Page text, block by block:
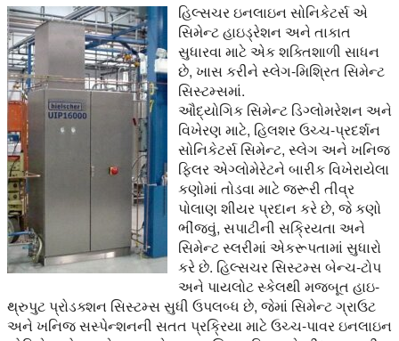
હિલ્સચર ઇનલાઇન સોનિકેટર્સ એ
સિમેન્ટ હાઇડ્રેશન અને તાકાત
સુધારવા માટે એક શક્તિશાળી સાધન
છે, ખાસ કરીને સ્લેગ-મિશ્રિત સિમેન્ટ
સિસ્ટમ્સમાં.
ઔદ્યોગિક સિમેન્ટ ડિગ્લોમરેશન અને
વિખેરણ માટે, હિલશર ઉચ્ચ-પ્રદર્શન
સોનિકેટર્સ સિમેન્ટ, સ્લેગ અને ખનિજ
ફિલર એગ્લોમેરેટને બારીક વિખેરાયેલા
કણોમાં તોડવા માટે જરૂરી તીવ્ર
પોલાણ શીયર પ્રદાન કરે છે, જે કણો
ભીંજવું, સપાટીની સક્રિયતા અને
સિમેન્ટ સ્લરીમાં એકરૂપતામાં સુધારો
કરે છે. હિલ્સચર સિસ્ટમ્સ બેન્ચ-ટોપ
અને પાયલોટ સ્કેલથી મજબૂત હાઇ-
થ્રુપુટ પ્રોડક્શન સિસ્ટમ્સ સુધી ઉપલબ્ધ છે, જેમાં સિમેન્ટ ગ્રાઉટ
અને ખનિજ સસ્પેન્શનની સતત પ્રક્રિયા માટે ઉચ્ચ-પાવર ઇનલાઇન